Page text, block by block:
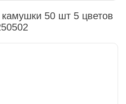
50 шт 5 цветов